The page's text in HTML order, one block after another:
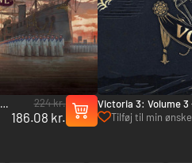
224 kr.
186.08 kr.
Victoria 3: Volume 3
(Steam)
Tilføj til min